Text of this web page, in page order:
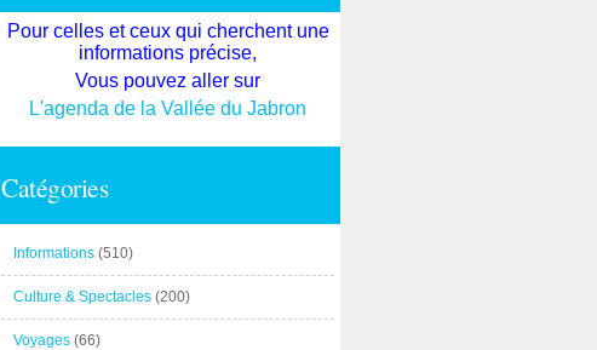
Pour celles et ceux qui cherchent une
informations précise,
Vous pouvez aller sur
L'agenda de la Vallée du Jabron
Catégories
Informations (510)
Culture & Spectacles (200)
Voyages (66)